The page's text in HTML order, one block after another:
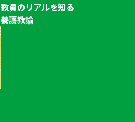
教員のリアルを知る
養護教諭